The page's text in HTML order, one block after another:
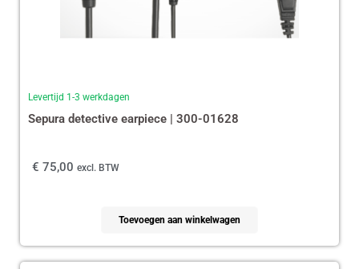
Levertijd 1-3 werkdagen
Sepura detective earpiece | 300-01628
€ 75,00 excl. BTW
Toevoegen aan winkelwagen